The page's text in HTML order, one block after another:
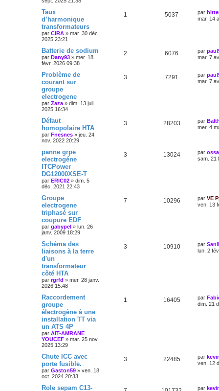
Taux
d’harmonique
transformateurs
par CIRA » mar. 30 déc.
2025 23:21
1 5037 par
mar. 14
Batterie de sodium
par Dany93 » mer. 18
févr. 2026 09:38
2 6076 par
mar. 7
Problème de
courant sur
groupe
electrogene
par Zaza » dim. 13 juil.
2025 16:34
3 7291 par
mar. 7
Défaut
homopolaire HTA
par Fnesnes » jeu. 24
nov. 2022 20:29
3 28203 par
mer. 4
panne grpe
electrogéne
ITCPower
DG12000XSE-T
par ERIC02 » dim. 5
déc. 2021 22:43
3 13024 par
sam. 21
Groupe
electrogene
triphasé sur
coupure EDF
par gabypel » lun. 26
janv. 2009 18:29
7 10296 par VE
ven. 13
Schéma des
liaisons à la terre
d'un
transformateur
côté HTA
par rgrfd » mer. 28 janv.
2026 15:48
3 10910 par
lun. 2
Raccordement
groupe
électrogène à une
installation TT via
un ATS 4P
par AIT-AMRANE
YOUCEF » mar. 25 nov.
2025 13:29
1 16405 par
dim. 21
Chute ICC avec
porte fusible.
par Gaston59 » ven. 18
oct. 2024 20:33
3 22485 par
ven. 12
Role sepam C13- par